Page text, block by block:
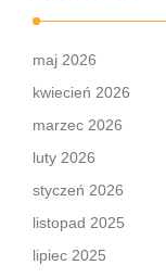
maj 2026
kwiecień 2026
marzec 2026
luty 2026
styczeń 2026
listopad 2025
lipiec 2025